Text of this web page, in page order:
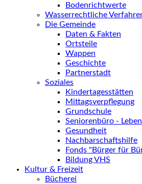
Bodenrichtwerte
Wasserrechtliche
Die Gemeinde
Daten & Fakten
Ortsteile
Wappen
Geschichte
Partnerstadt
Soziales
Kindertagesstätten
Mittagsverpflegung
Grundschule
Seniorenbüro -
Gesundheit
Nachbarschaftshilfe
Fonds "Bürger für
Bildung VHS
Kultur & Freizeit
Bücherei